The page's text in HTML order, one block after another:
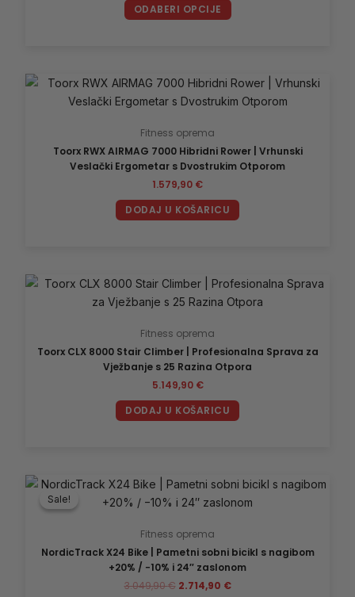
ODABERI OPCIJE
proizvoda
Fitness oprema
Toorx RWX AIRMAG 7000 Hibridni Rower | Vrhunski
Veslački Ergometar s Dvostrukim Otporom
1.579,90 €
DODAJ U KOŠARICU
Fitness oprema
Toorx CLX 8000 Stair Climber | Profesionalna Sprava za
Vježbanje s 25 Razina Otpora
5.149,90 €
DODAJ U KOŠARICU
Sale!
Sale!
Fitness oprema
NordicTrack X24 Bike | Pametni sobni bicikl s nagibom
+20% / −10% i 24″ zaslonom
3.049,90€
Izvorna
cijena
bila
2.714,90 €
Trenutna
cijena
je: